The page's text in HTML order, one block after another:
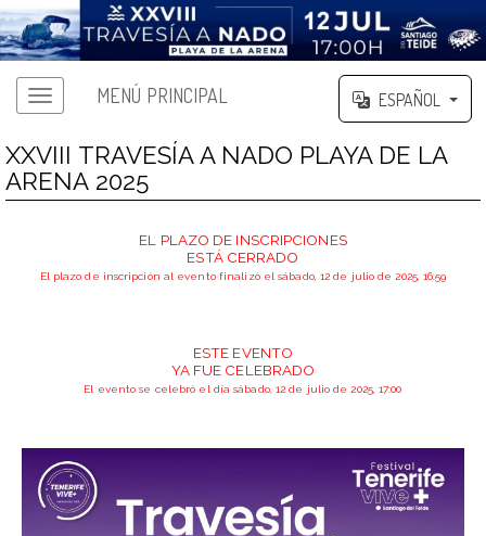
MENÚ PRINCIPAL ESPAÑOL
XXVIII TRAVESÍA A NADO PLAYA DE LA
ARENA 2025
EL PLAZO DE INSCRIPCIONES
ESTÁ CERRADO
El plazo de inscripción al evento finalizó el sábado, 12 de julio de 2025, 16:59
ESTE EVENTO
YA FUE CELEBRADO
El evento se celebró el día sábado, 12 de julio de 2025, 17:00